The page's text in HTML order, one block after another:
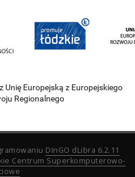
Europejską z Europejskiego
Regionalnego
DInGO dLibra 6.2.11
Centrum Superkomputerowo-